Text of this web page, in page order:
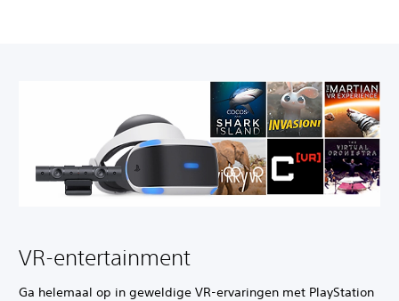
VR-entertainment
Ga helemaal op in geweldige VR-ervaringen met PlayStation